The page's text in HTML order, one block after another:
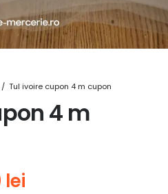
/ Tul ivoire cupon 4 m cupon
4 m
lei